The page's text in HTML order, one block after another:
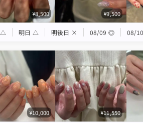
¥8,500 ¥9,500
△ 明日 △ 明後日 × 08/09 ◎ 08/10
¥10,000 ¥11,550